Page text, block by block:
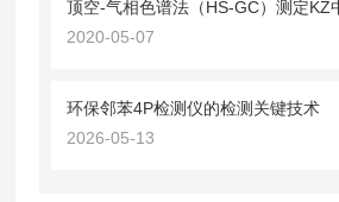
2020-05-07
环保邻苯4P检测仪的检测关键技术
2026-05-13